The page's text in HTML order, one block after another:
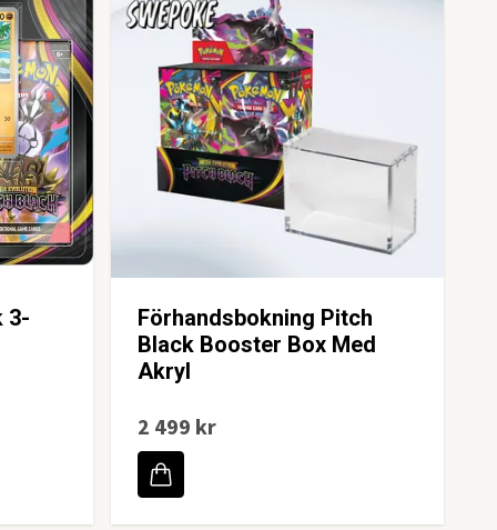
3-
Förhandsbokning Pitch
Black Booster Box Med
Akryl
2 499 kr